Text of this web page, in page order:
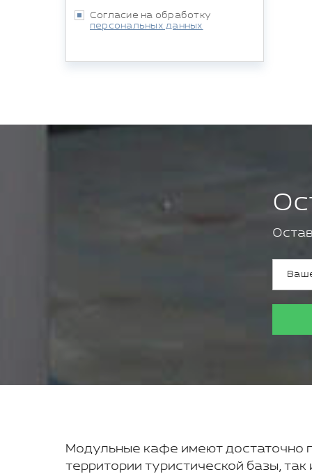
Согласие на обработку
персональных данных
Модульные кафе имеют достаточно
территории туристической базы,